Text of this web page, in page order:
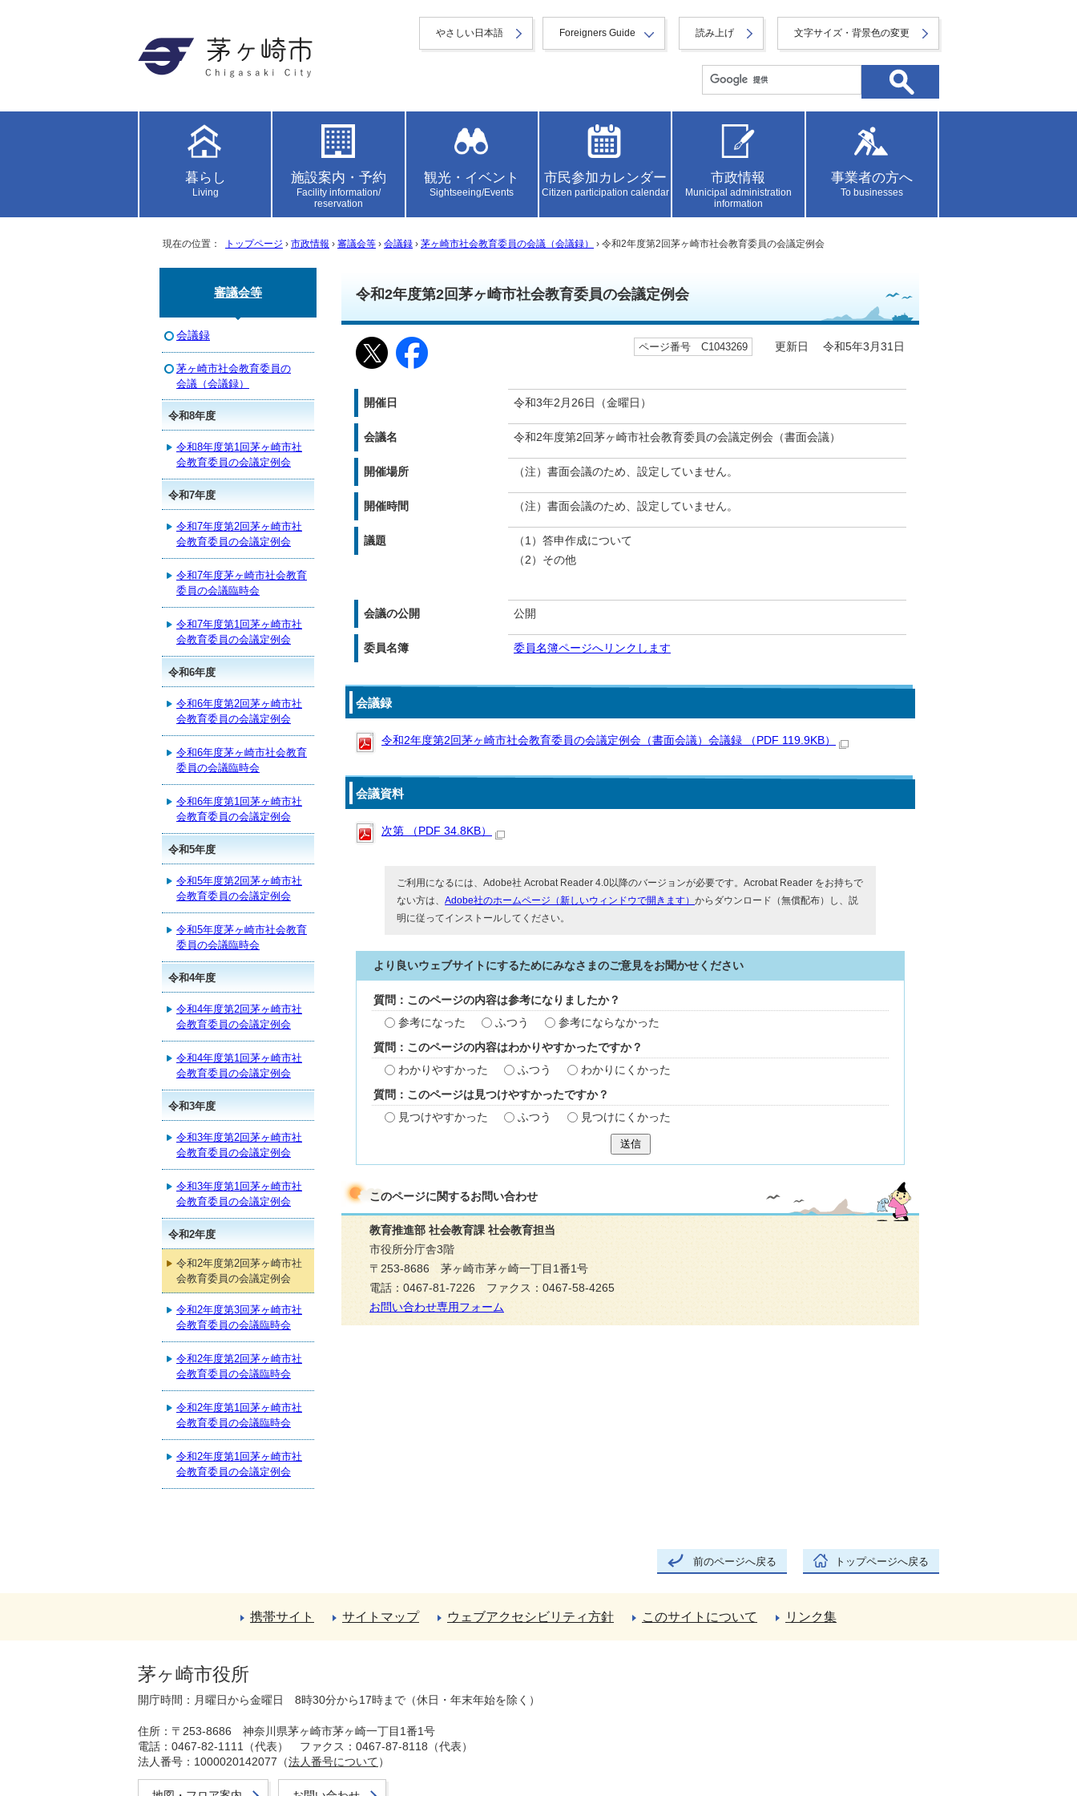
やさしい日本語 Foreigners Guide 読み上げ 文字サイズ・背景色の変更
暮らし
Living
施設案内・予約
Facility information/
reservation
観光・イベント
Sightseeing/Events
市民参加カレンダー
Citizen participation calendar
市政情報
Municipal administration
information
事業者の方へ
To businesses
現在の位置： トップページ › 市政情報 › 審議会等 › 会議録 › 茅ヶ崎市社会教育委員の会議（会議録） › 令和2年度第2回茅ヶ崎市社会教育委員の会議定例会
令和2年度第2回茅ヶ崎市社会教育委員の会議定例会
ページ番号 C1043269 更新日 令和5年3月31日
開催日 令和3年2月26日（金曜日）
会議名 令和2年度第2回茅ヶ崎市社会教育委員の会議定例会（書面会議）
開催場所 （注）書面会議のため、設定していません。
開催時間 （注）書面会議のため、設定していません。
議題
（1）答申作成について
（2）その他
会議の公開 公開
委員名簿 委員名簿ページへリンクします
会議録
令和2年度第2回茅ヶ崎市社会教育委員の会議定例会（書面会議）会議録 （PDF 119.9KB）
会議資料
次第 （PDF 34.8KB）
ご利用になるには、Adobe社 Acrobat Reader 4.0以降のバージョンが必要です。Acrobat Reader をお持ちで
ない方は、Adobe社のホームページ（新しいウィンドウで開きます）からダウンロード（無償配布）し、説
明に従ってインストールしてください。
より良いウェブサイトにするためにみなさまのご意見をお聞かせください
質問：このページの内容は参考になりましたか？
参考になった
ふつう 参考にならなかった
質問：このページの内容はわかりやすかったですか？
わかりやすかった
ふつう わかりにくかった
質問：このページは見つけやすかったですか？
見つけやすかった
ふつう 見つけにくかった
送信
このページに関するお問い合わせ
教育推進部 社会教育課 社会教育担当
市役所分庁舎3階
〒253-8686 茅ヶ崎市茅ヶ崎一丁目1番1号
電話：0467-81-7226 ファクス：0467-58-4265
お問い合わせ専用フォーム
審議会等
会議録
茅ヶ崎市社会教育委員の
会議（会議録）
令和8年度
令和8年度第1回茅ヶ崎市社
会教育委員の会議定例会
令和7年度
令和7年度第2回茅ヶ崎市社
会教育委員の会議定例会
令和7年度茅ヶ崎市社会教育
委員の会議臨時会
令和7年度第1回茅ヶ崎市社
会教育委員の会議定例会
令和6年度
令和6年度第2回茅ヶ崎市社
会教育委員の会議定例会
令和6年度茅ヶ崎市社会教育
委員の会議臨時会
令和6年度第1回茅ヶ崎市社
会教育委員の会議定例会
令和5年度
令和5年度第2回茅ヶ崎市社
会教育委員の会議定例会
令和5年度茅ヶ崎市社会教育
委員の会議臨時会
令和4年度
令和4年度第2回茅ヶ崎市社
会教育委員の会議定例会
令和4年度第1回茅ヶ崎市社
会教育委員の会議定例会
令和3年度
令和3年度第2回茅ヶ崎市社
会教育委員の会議定例会
令和3年度第1回茅ヶ崎市社
会教育委員の会議定例会
令和2年度
令和2年度第2回茅ヶ崎市社
会教育委員の会議定例会
令和2年度第3回茅ヶ崎市社
会教育委員の会議臨時会
令和2年度第2回茅ヶ崎市社
会教育委員の会議臨時会
令和2年度第1回茅ヶ崎市社
会教育委員の会議臨時会
令和2年度第1回茅ヶ崎市社
会教育委員の会議定例会
前のページへ戻る トップページへ戻る
携帯サイト サイトマップ ウェブアクセシビリティ方針 このサイトについて リンク集
茅ヶ崎市役所
開庁時間：月曜日から金曜日 8時30分から17時まで（休日・年末年始を除く）
住所：〒253-8686 神奈川県茅ヶ崎市茅ヶ崎一丁目1番1号
電話：0467-82-1111（代表） ファクス：0467-87-8118（代表）
法人番号：1000020142077（法人番号について）